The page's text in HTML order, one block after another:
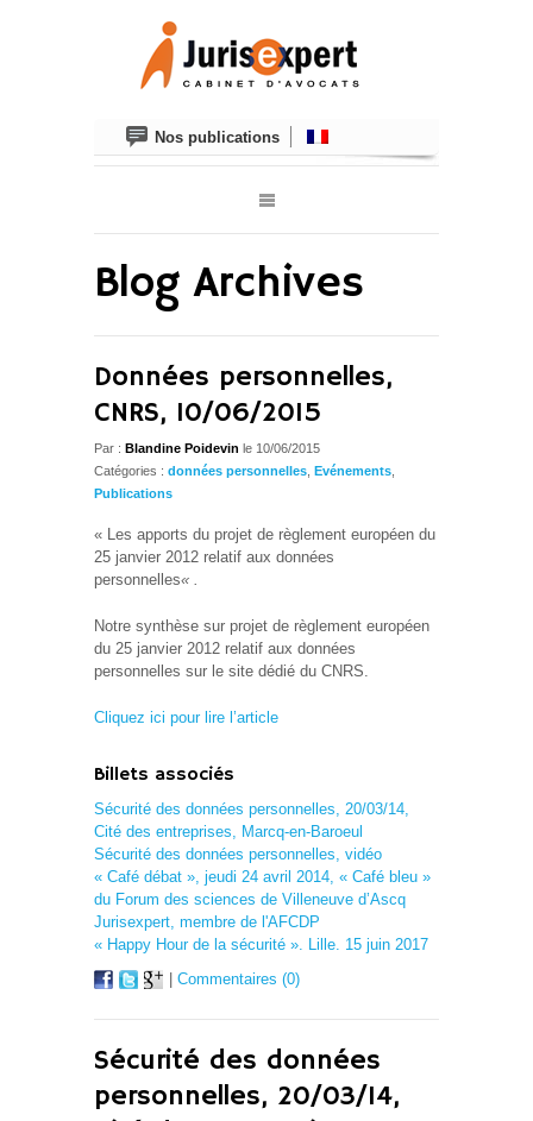
Nos publications
Blog Archives
Données personnelles,
CNRS, 10/06/2015
Par : Blandine Poidevin le 10/06/2015
Catégories : données personnelles Evénements
Publications
« Les apports du projet de règlement européen du
25 janvier 2012 relatif aux données
personnelles« .
Notre synthèse sur projet de règlement européen
du 25 janvier 2012 relatif aux données
personnelles sur le site dédié du CNRS.
Cliquez ici pour lire l’article
Billets associés
Sécurité des données personnelles, 20/03/14,
Cité des entreprises, Marcq-en-Baroeul
Sécurité des données personnelles, vidéo
« Café débat », jeudi 24 avril 2014, « Café bleu »
du Forum des sciences de Villeneuve d’Ascq
Jurisexpert, membre de l'AFCDP
« Happy Hour de la sécurité ». Lille. 15 juin 2017
Commentaires (0)
Sécurité des données
personnelles, 20/03/14,